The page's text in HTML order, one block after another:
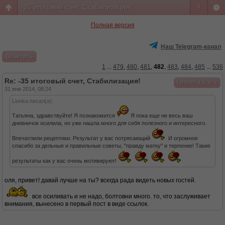
#
-35 итоговый счет, Стабилизация!
Полная версия
Наш Telegram-канал
Ответить
1 ... 479, 480, 481, 482, 483, 484, 485 ... 536
Lemon Juice
Re: -35 итоговый счет, Стабилизация!
31 янв 2014, 08:24
Liunka писал(а):
Татьяна, здравствуйте! Я познакомится
Я пока еще не весь ваш
дневничок осилила, но уже нашла много для себя полезного и интересного.
Впечатлили рецептики. Результат у вас потрясающий
И огромное
спасибо за дельные и правильные советы, "правду матку" и терпение! Такие
результаты как у вас очень мотивируют!
оля, привет! давай лучше на ты? всегда рада видеть новых гостей.
все осиливать и не надо, болтовни много. то, что заслуживает
внимания, вынесено в первый пост в виде ссылок.